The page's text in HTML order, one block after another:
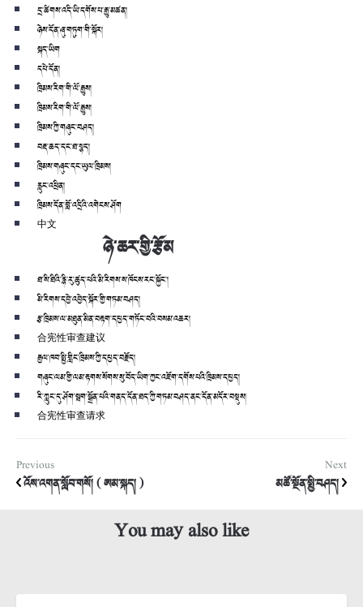
དྲ་ཚིགས་འདི་ཡི་དགོས་པ་རྒྱུ་མཚན།
ཉེས་དོན་ཞུ་གཏུག་གི་སྐོར།
སྐད་ཡིག
དཔེ་དོན།
ཁྲིམས་རིག་གི་ལོ་རྒྱུས།
ཁྲིམས་རིག་གི་ལོ་རྒྱུས།
ཁྲིམས་ཀྱི་གཞུང་བཤད།
བརྡ་ཆད་དང་ཐ་སྙད།
ཁྲིམས་གཞུང་དང་ཡུལ་ཁྲིམས།
རླུང་འཕྲིན།
ཁྲིམས་དོན་བློ་འདྲིའི་འགེངས་ཤོག
中文
ཉེ་ཆར་གྱི་རྩོམ
ཐ་སི་ཐིའི་རྙི་རུ་ཚུད་པའི་མི་རིགས་ས་ཁོངས་རང་སྐྱོང་།
མི་རིགས་དབྱེ་འབྱེད་སྐོར་གྱི་གཏམ་བཤད།
རྩ་ཁྲིམས་ལ་མཐུན་མིན་བརྟག་དཔྱད་གཏོང་བའི་བསམ་འཆར།
合宪性审查建议
རྒྱལ་ཁབ་སྤྱི་གླིང་ཁྲིམས་ཀྱི་དཔྱད་བརྗོད།
གཞུང་ལམ་གྱི་ལམ་རྟགས་སོགས་སུ་བོད་ཡིག་ཀྱང་འཇོག་དགོས་པའི་ཁྲིམས་དཔྱད།
རི་ཀླུང་དུ་ཤོག་སྦག་སྒྲོན་པའི་གནད་དོན་ཐད་ཀྱི་གཏམ་བཤད་ནང་དོན་མདོར་བསྡུས།
合宪性审查请求
Previous
འོས་འགན་སློབ་གསོ། ( ཨམ་སྐད། )
Next
མཚོ་སྔོན་སྤྱི་བཤད།
You may also like